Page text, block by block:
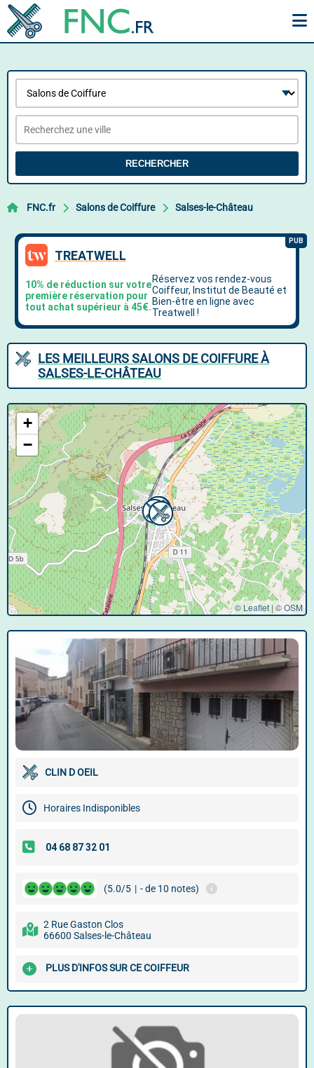
RECHERCHER
FNC.fr Salons de Coiffure Salses-le-Château
LES MEILLEURS SALONS DE COIFFURE À
SALSES-LE-CHÂTEAU
+
−
© Leaflet |©OSM
CLIN D OEIL
Horaires Indisponibles
(5.0/5 | - de 10 notes)
2 Rue Gaston Clos
66600 Salses-le-Château
PLUS D'INFOS SUR CE COIFFEUR